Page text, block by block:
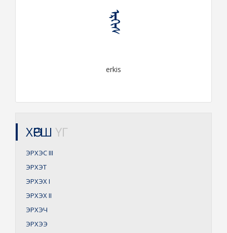
ᠡᠷᠬᠢᠰ
erkis
ХӨРШ ҮГ
ЭРХЭСIII
ЭРХЭТ
ЭРХЭХI
ЭРХЭХII
ЭРХЭЧ
ЭРХЭЭ